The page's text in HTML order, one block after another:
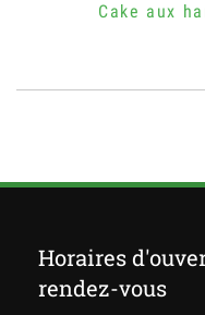
Cake aux
Horaires
rendez-vous